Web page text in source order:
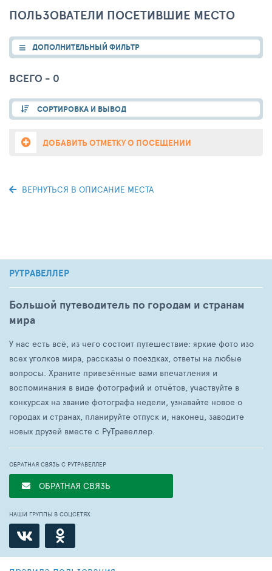
ПОЛЬЗОВАТЕЛИ ПОСЕТИВШИЕ МЕСТО
ДОПОЛНИТЕЛЬНЫЙ ФИЛЬТР
ВСЕГО - 0
СОРТИРОВКА И ВЫВОД
ДОБАВИТЬ ОТМЕТКУ О ПОСЕЩЕНИИ
ВЕРНУТЬСЯ В ОПИСАНИЕ МЕСТА
РУТРАВЕЛЛЕР
Большой путеводитель по городам и странам
мира
У нас есть всё, из чего состоит путешествие: яркие фото изо
всех уголков мира, рассказы о поездках, ответы на любые
вопросы. Храните привезённые вами впечатления и
воспоминания в виде фотографий и отчётов, участвуйте в
конкурсах на звание фотографа недели, узнавайте новое о
городах и странах, планируйте отпуск и, наконец, заводите
новых друзей вместе с РуТравеллер.
ОБРАТНАЯ СВЯЗЬ С РУТРАВЕЛЛЕР
ОБРАТНАЯ СВЯЗЬ
НАШИ ГРУППЫ В СОЦСЕТЯХ